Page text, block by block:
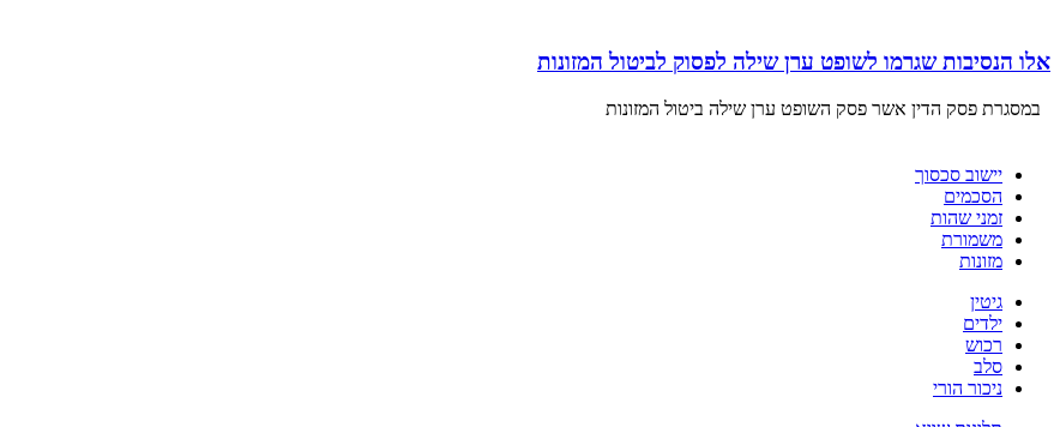
אלו הנסיבות שגרמו לשופט ערן שילה לפסוק לביטול המזונות
במסגרת פסק הדין אשר פסק השופט ערן שילה ביטול המזונות
יישוב סכסוך
הסכמים
זמני שהות
משמורת
מזונות
גיטין
ילדים
רכוש
סלב
ניכור הורי